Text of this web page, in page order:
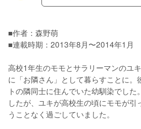
■作者：森野萌
■連載時期：2013年8月〜2014年1月
高校1年生のモモとサラリーマンのユ
に「お隣さん」として暮らすことに。
トの隣同士に住んでいた幼馴染でし
したが、ユキが高校生の頃にモモが
うことなく過ごしていました。